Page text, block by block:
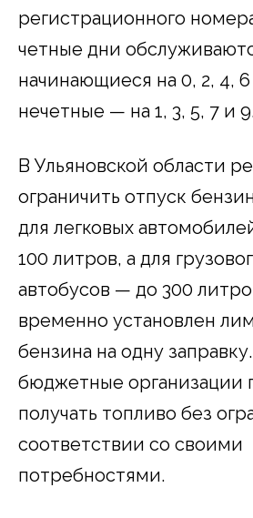
регистрационного
четные дни
начинающиеся на 0, 2, 4, 6
нечетные — на 1, 3, 5, 7 и
В Ульяновской области
ограничить отпуск
для легковых
100 литров, а для
автобусов — до 300
временно установлен
бензина на одну
бюджетные организации
получать топливо без
соответствии со своими
потребностями.